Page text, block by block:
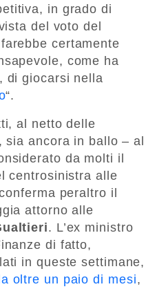
in grado di
del voto del
certamente
come ha
di giocarsi nella
“.
al netto delle
ancora in ballo – al
da molti il
centrosinistra alle
peraltro il
attorno alle
. L’ex ministro
di fatto,
in queste settimane,
oltre un paio di mesi,